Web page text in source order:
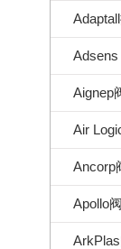
Adsens
Aignep
Air
Ancorp
Apollo